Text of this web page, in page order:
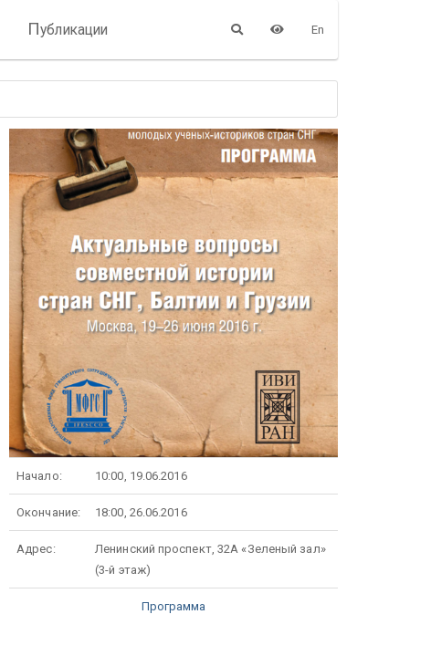
Публикации En
Начало: 10:00, 19.06.2016
Окончание: 18:00, 26.06.2016
Адрес:
Ленинский проспект, 32А «Зеленый зал»
(3-й этаж)
Программа